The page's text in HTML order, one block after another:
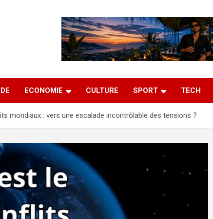
ECONOMIE CULTURE SPORT TECH
mondiaux : vers une escalade incontrôlable des tensions ?